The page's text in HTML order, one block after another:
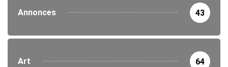
Annonces 43
Art 64